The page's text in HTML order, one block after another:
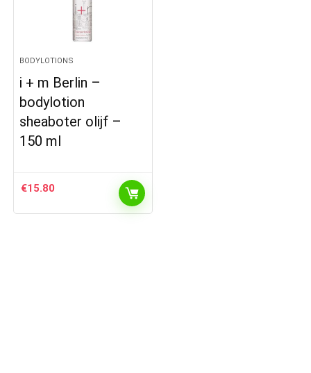
BODYLOTIONS
i + m Berlin –
bodylotion
sheaboter olijf –
150 ml
€15.80